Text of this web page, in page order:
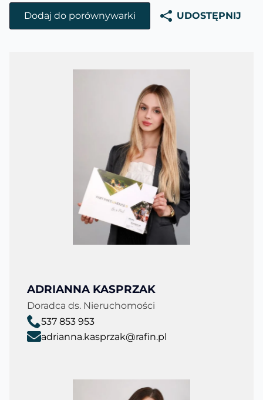
Dodaj do porównywarki UDOSTĘPNIJ
ADRIANNA KASPRZAK
Doradca ds. Nieruchomości
537 853 953
adrianna.kasprzak@rafin.pl